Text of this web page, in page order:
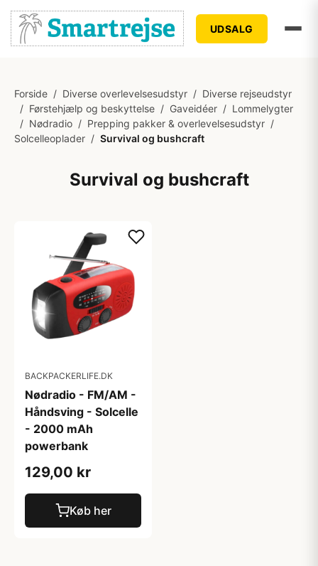
UDSALG
Forside / Diverse overlevelsesudstyr / Diverse rejseudstyr
/ Førstehjælp og beskyttelse / Gaveidéer / Lommelygter
/ Nødradio / Prepping pakker & overlevelsesudstyr /
Solcelleoplader / Survival og bushcraft
Survival og bushcraft
BACKPACKERLIFE.DK
Nødradio - FM/AM -
Håndsving - Solcelle
- 2000 mAh
powerbank
129,00 kr
Køb her